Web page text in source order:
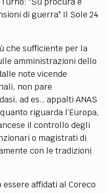
di guerra" Il Sole 24
che sufficiente per la
amministrazioni dello
note vicende
non pare
ad es., appalti ANAS
riguarda l’Europa,
il controllo degli
o magistrati di
con le tradizioni
affidati al Coreco